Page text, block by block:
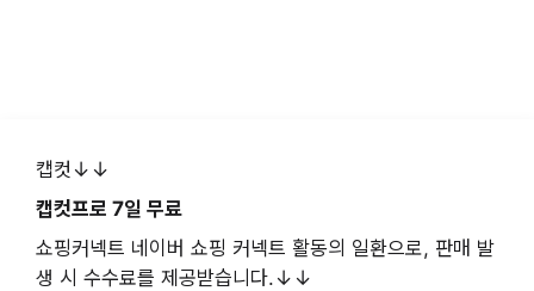
캡컷↓↓
캡컷프로 7일 무료
쇼핑커넥트 네이버 쇼핑 커넥트 활동의 일환으로, 판매 발
생 시 수수료를 제공받습니다.↓↓